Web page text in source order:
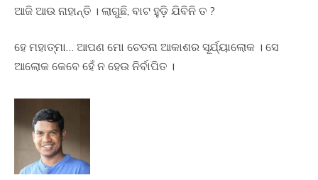
ଆଜି ଆଉ ନାହାନ୍ତି । ଲାଗୁଛି, ବାଟ ହୁଡି଼ ଯିବିନି ତ ?
ହେ ମହାତ୍ମା… ଆପଣ ମୋ ଚେତନା ଆକାଶର ସୂର୍ଯ୍ୟାଲୋକ । ସେ
ଆଲୋକ କେବେ ହେଁ ନ ହେଉ ନିର୍ବାପିତ ।